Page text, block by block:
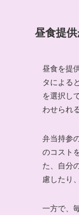
昼食提
昼食を提
タによる
を選択し
わせられ
弁当持参
のコスト
た、自分
慮したり
一方で、